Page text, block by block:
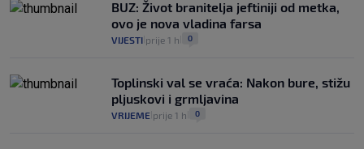
BUZ: Život branitelja jeftiniji od metka,
ovo je nova vladina farsa
VIJESTI prije 1 h 0
Toplinski val se vraća: Nakon bure, stižu
pljuskovi i grmljavina
VRIJEME prije 1 h 0